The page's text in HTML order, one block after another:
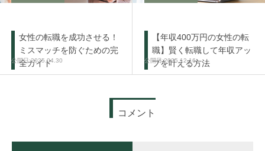
女性の転職を成功させる！
ミスマッチを防ぐための完
全ガイド
2025.04.30
【年収400万円の女性の転
職】賢く転職して年収アッ
プを叶える方法
2025.12.16
コメント